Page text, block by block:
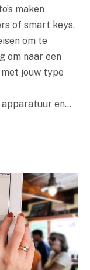
maken
of smart keys,
om te
om naar een
jouw type
apparatuur en…